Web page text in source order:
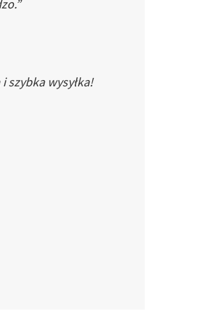
szybka wysyłka!